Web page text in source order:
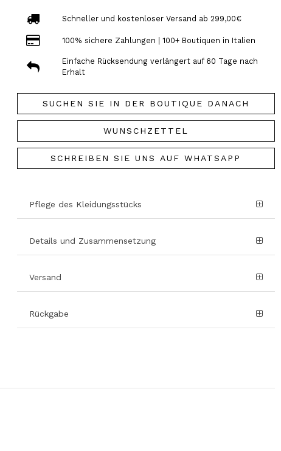
Schneller und kostenloser Versand ab 299,00€
100% sichere Zahlungen | 100+ Boutiquen in Italien
Einfache Rücksendung verlängert auf 60 Tage nach
Erhalt
SUCHEN SIE IN DER BOUTIQUE DANACH
WUNSCHZETTEL
SCHREIBEN SIE UNS AUF WHATSAPP
Pflege des Kleidungsstücks
Details und Zusammensetzung
Versand
Rückgabe